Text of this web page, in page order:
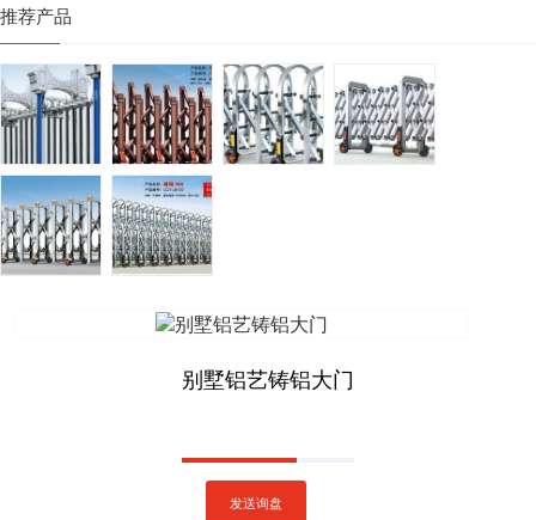
别墅铝艺铸铝大门
发送询盘
推荐产品